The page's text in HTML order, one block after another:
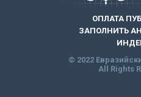
ОПЛАТА
ЗАПОЛНИТЬ
© 2022
All Rights